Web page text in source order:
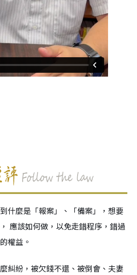
什麼是「報案」、「備案」，想要
應該如何做，以免走錯程序，錯過
權益。
糾紛，被欠錢不還、被倒會、夫妻